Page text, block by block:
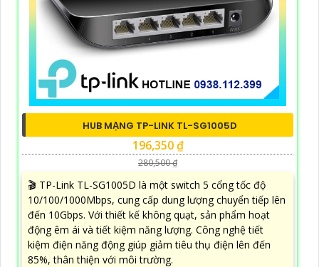
HUB MẠNG TP-LINK TL-SG1005D
196,350 ₫
280,500 ₫
🎬 TP-Link TL-SG1005D là một switch 5 cổng tốc độ
10/100/1000Mbps, cung cấp dung lượng chuyển tiếp lên
đến 10Gbps. Với thiết kế không quạt, sản phẩm hoạt
động êm ái và tiết kiệm năng lượng. Công nghệ tiết
kiệm điện năng động giúp giảm tiêu thụ điện lên đến
85%, thân thiện với môi trường.